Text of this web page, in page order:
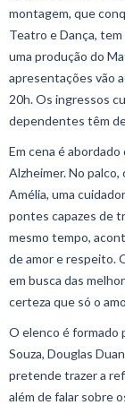
montagem, que
Teatro e Dança,
uma produção do
apresentações vão
20h. Os ingressos
dependentes têm
Em cena é
Alzheimer. No
Amélia, uma
pontes capazes de
mesmo tempo,
de amor e respeito.
em busca das
certeza que só o
O elenco é formado
Souza, Douglas
pretende trazer a
além de falar sobre